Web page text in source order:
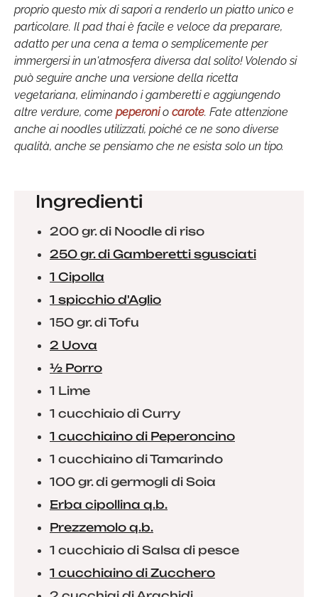
proprio questo mix di sapori a renderlo un piatto unico e
particolare. Il pad thai è facile e veloce da preparare,
adatto per una cena a tema o semplicemente per
immergersi in un'atmosfera diversa dal solito! Volendo si
può seguire anche una versione della ricetta
vegetariana, eliminando i gamberetti e aggiungendo
altre verdure, come peperonio carote. Fate attenzione
anche ai noodles utilizzati, poiché ce ne sono diverse
qualità, anche se pensiamo che ne esista solo un tipo.
Ingredienti
200 gr. di Noodle di riso
250 gr. di Gamberetti sgusciati
1 Cipolla
1 spicchio d'Aglio
150 gr. di Tofu
2 Uova
½ Porro
1 Lime
1 cucchiaio di Curry
1 cucchiaino di Peperoncino
1 cucchiaino di Tamarindo
100 gr. di germogli di Soia
Erba cipollina q.b.
Prezzemolo q.b.
1 cucchiaio di Salsa di pesce
1 cucchiaino di Zucchero